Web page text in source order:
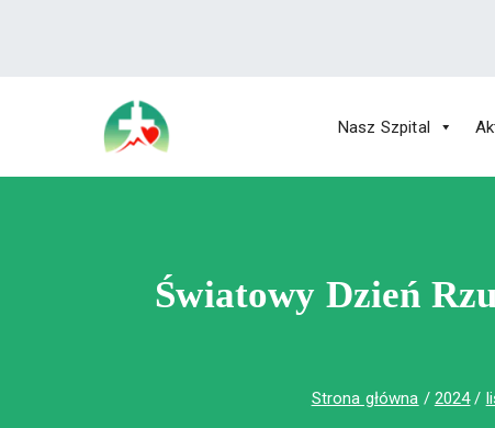
Wojewódzki Szpital
Wojewódzki Szpital Specjalistyczny im.
Nasz Szpital
Światowy Dzień
Strona główna 2024